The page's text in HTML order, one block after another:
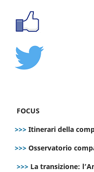
FOCUS
>>> Itinerari della
>>> Osservatorio
>>> La transizione: